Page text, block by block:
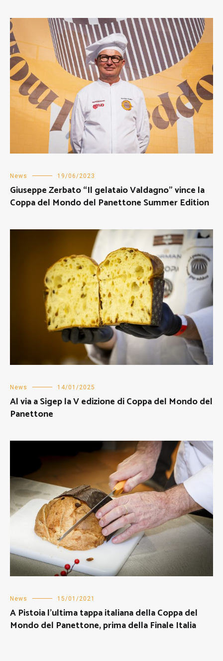
News 19/06/2023
Giuseppe Zerbato “Il gelataio Valdagno” vince la
Coppa del Mondo del Panettone Summer Edition
News 14/01/2025
Al via a Sigep la V edizione di Coppa del Mondo del
Panettone
News 15/01/2021
A Pistoia l’ultima tappa italiana della Coppa del
Mondo del Panettone, prima della Finale Italia